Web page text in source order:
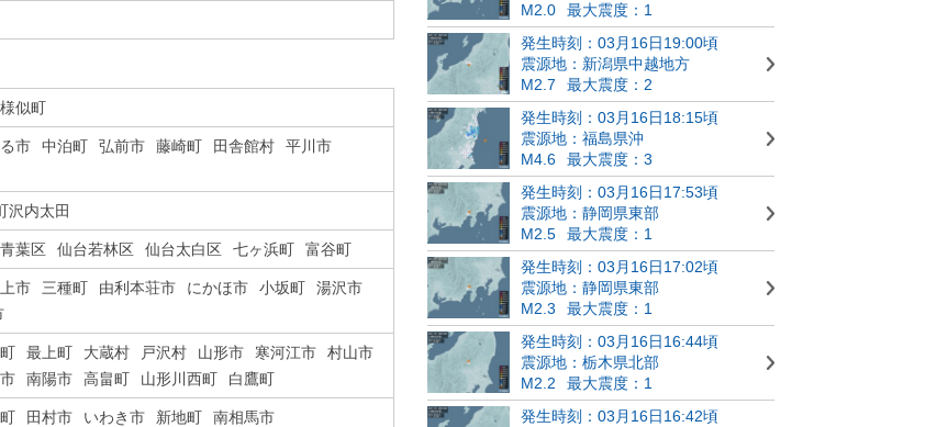
様似町
市 中泊町 弘前市 藤崎町 田舎館村
平川市
沢内太田
葉区 仙台若林区 仙台太白区 七ヶ浜町 富谷町
市 三種町 由利本荘市 にかほ市 小坂町
湯沢市
最上町 大蔵村 戸沢村 山形市 寒河江市
村山市
南陽市 高畠町 山形川西町 白鷹町
田村市 いわき市 新地町 南相馬市
M2.0
最大震度：1
発生時刻：03月16日19:00頃
震源地：新潟県中越地方
M2.7
最大震度：2
発生時刻：03月16日18:15頃
震源地：福島県沖
M4.6
最大震度：3
発生時刻：03月16日17:53頃
震源地：静岡県東部
M2.5
最大震度：1
発生時刻：03月16日17:02頃
震源地：静岡県東部
M2.3
最大震度：1
発生時刻：03月16日16:44頃
震源地：栃木県北部
M2.2
最大震度：1
発生時刻：03月16日16:42頃